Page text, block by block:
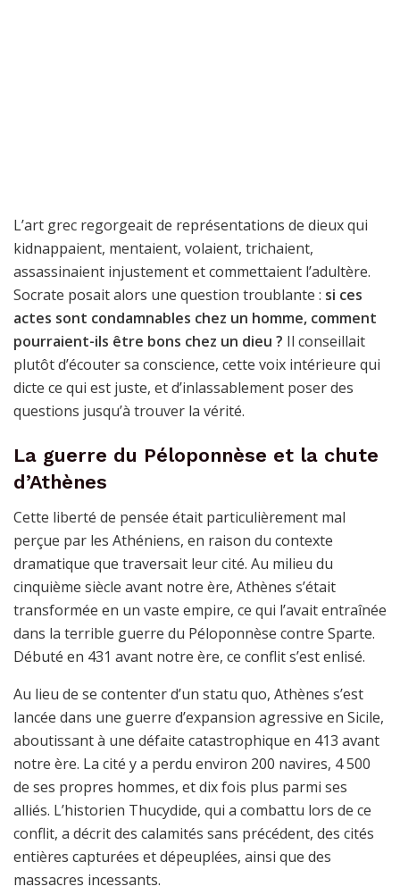
L’art grec regorgeait de représentations de dieux qui
kidnappaient, mentaient, volaient, trichaient,
assassinaient injustement et commettaient l’adultère.
Socrate posait alors une question troublante : si ces
actes sont condamnables chez un homme, comment
pourraient-ils être bons chez un dieu ? Il conseillait
plutôt d’écouter sa conscience, cette voix intérieure qui
dicte ce qui est juste, et d’inlassablement poser des
questions jusqu’à trouver la vérité.
La guerre du Péloponnèse et la chute
d’Athènes
Cette liberté de pensée était particulièrement mal
perçue par les Athéniens, en raison du contexte
dramatique que traversait leur cité. Au milieu du
cinquième siècle avant notre ère, Athènes s’était
transformée en un vaste empire, ce qui l’avait entraînée
dans la terrible guerre du Péloponnèse contre Sparte.
Débuté en 431 avant notre ère, ce conflit s’est enlisé.
Au lieu de se contenter d’un statu quo, Athènes s’est
lancée dans une guerre d’expansion agressive en Sicile,
aboutissant à une défaite catastrophique en 413 avant
notre ère. La cité y a perdu environ 200 navires, 4 500
de ses propres hommes, et dix fois plus parmi ses
alliés. L’historien Thucydide, qui a combattu lors de ce
conflit, a décrit des calamités sans précédent, des cités
entières capturées et dépeuplées, ainsi que des
massacres incessants.